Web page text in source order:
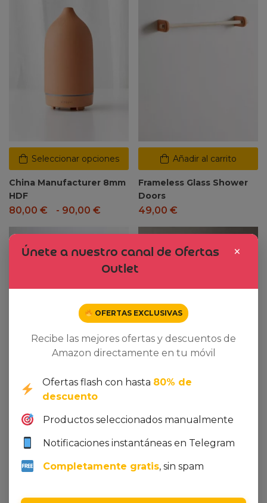
Seleccionar opciones
China Manufacturer 8mm
HDF
80,00 € - 90,00 €
Añadir al carrito
Frameless Glass Shower
Doors
49,00 €
Seleccionar opciones
The Vintage Advantage
10,00 € - 25,00€
Añadir al carrito
Elegant Style Satin with
Digital Printing
×
Únete a nuestro canal de Ofertas
Outlet
OFERTAS EXCLUSIVAS
Recibe las mejores ofertas y descuentos de
Amazon directamente en tu móvil
Ofertas flash con hasta 80% de
descuento
Productos seleccionados manualmente
Notificaciones instantáneas en Telegram
Completamente gratis, sin spam